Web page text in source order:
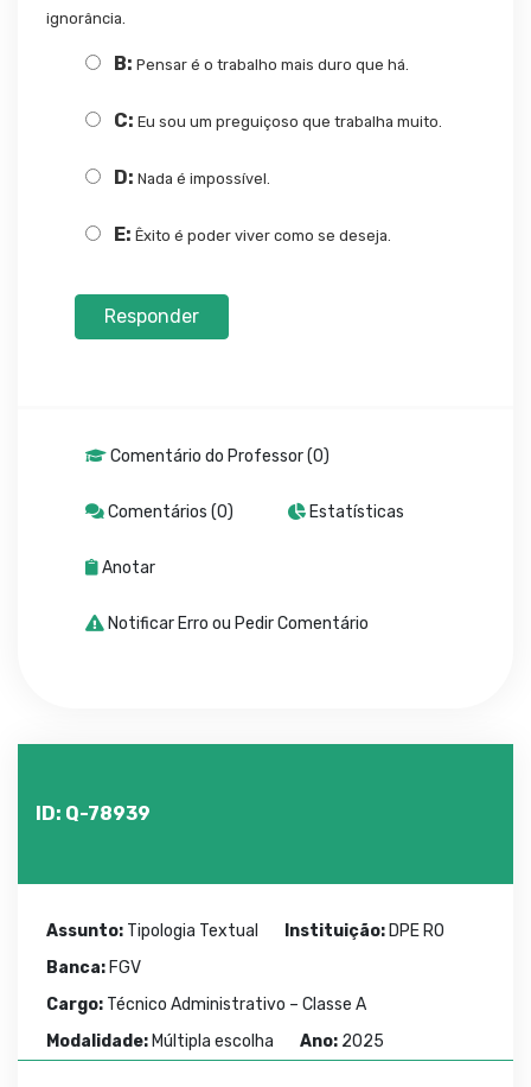
ignorância.
B: Pensar é o trabalho mais duro que há.
C: Eu sou um preguiçoso que trabalha muito.
D: Nada é impossível.
E: Êxito é poder viver como se deseja.
Responder
Comentário do Professor (0)
Comentários (0) Estatísticas
Anotar
Notificar Erro ou Pedir Comentário
ID: Q-78939
Assunto: Tipologia Textual Instituição: DPE RO
Banca: FGV
Cargo: Técnico Administrativo – Classe A
Modalidade: Múltipla escolha Ano: 2025